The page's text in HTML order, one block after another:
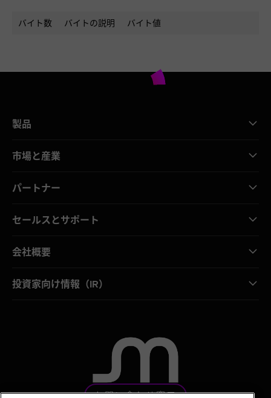
バイト数 バイトの説明 バイト値
製品
市場と産業
パートナー
セールスとサポート
会社概要
投資家向け情報（IR）
お問い合わせ窓口